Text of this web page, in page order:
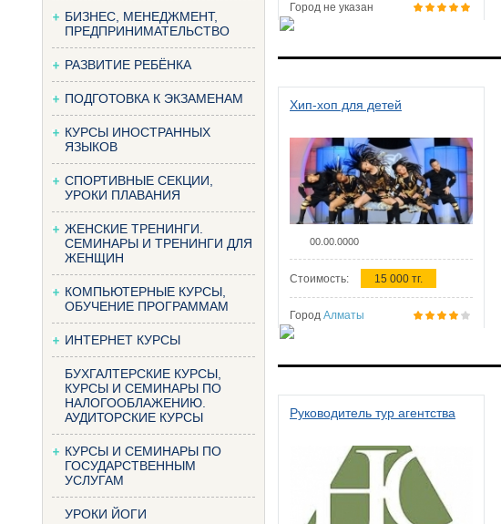
БИЗНЕС, МЕНЕДЖМЕНТ,
ПРЕДПРИНИМАТЕЛЬСТВО
РАЗВИТИЕ РЕБЁНКА
ПОДГОТОВКА К ЭКЗАМЕНАМ
КУРСЫ ИНОСТРАННЫХ
ЯЗЫКОВ
СПОРТИВНЫЕ СЕКЦИИ,
УРОКИ ПЛАВАНИЯ
ЖЕНСКИЕ ТРЕНИНГИ.
СЕМИНАРЫ И ТРЕНИНГИ ДЛЯ
ЖЕНЩИН
КОМПЬЮТЕРНЫЕ КУРСЫ,
ОБУЧЕНИЕ ПРОГРАММАМ
ИНТЕРНЕТ КУРСЫ
БУХГАЛТЕРСКИЕ КУРСЫ,
КУРСЫ И СЕМИНАРЫ ПО
НАЛОГООБЛАЖЕНИЮ.
АУДИТОРСКИЕ КУРСЫ
КУРСЫ И СЕМИНАРЫ ПО
ГОСУДАРСТВЕННЫМ
УСЛУГАМ
УРОКИ ЙОГИ
Город не указан
Хип-хоп для детей
00.00.0000
Стоимость: 15 000 тг.
Город Алматы
Руководитель тур агентства